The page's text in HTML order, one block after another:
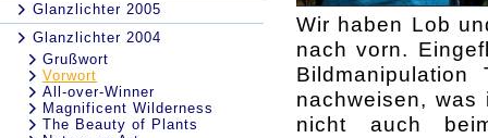
Glanzlichter 2005
Glanzlichter 2004
Grußwort
Vorwort
All-over-Winner
Magnificent Wilderness
The Beauty of Plants
Wir haben Lob
nach vorn.
nachweisen, was
nicht auch